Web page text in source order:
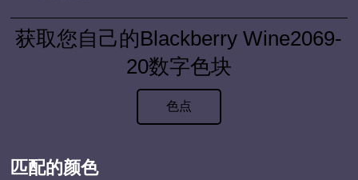
获取您自己的Blackberry Wine2069-
20数字色块
色点
匹配的颜色